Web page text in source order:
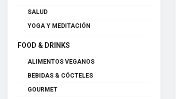
SALUD
YOGA Y MEDITACIÓN
FOOD & DRINKS
ALIMENTOS VEGANOS
BEBIDAS & CÓCTELES
GOURMET